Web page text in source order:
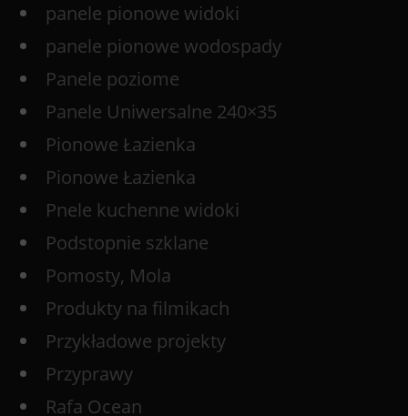
panele pionowe widoki
panele pionowe wodospady
Panele poziome
Panele Uniwersalne 240×35
Pionowe Łazienka
Pionowe Łazienka
Pnele kuchenne widoki
Podstopnie szklane
Pomosty, Mola
Produkty na filmikach
Przykładowe projekty
Przyprawy
Rafa Ocean